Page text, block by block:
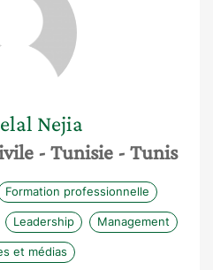
Nejia
- Tunisie - Tunis
Formation professionnelle
Leadership Management
et médias